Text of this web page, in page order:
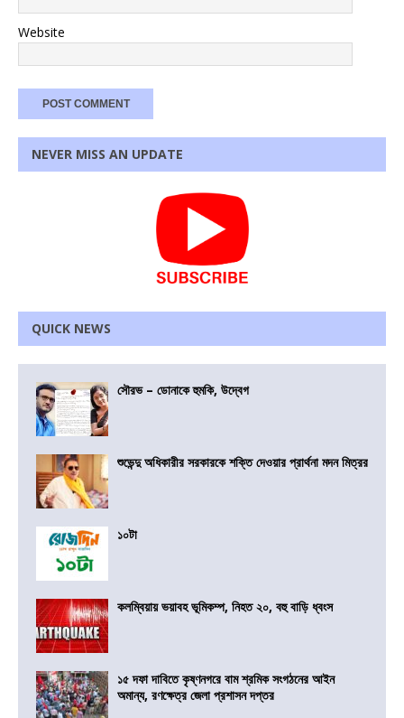
Website
NEVER MISS AN UPDATE
QUICK NEWS
সৌরভ – ডোনাকে হুমকি, উদ্বেগ
শুভেন্দু অধিকারীর সরকারকে শক্তি দেওয়ার প্রার্থনা মদন মিত্রর
১০টা
কলম্বিয়ায় ভয়াবহ ভূমিকম্প, নিহত ২০, বহু বাড়ি ধ্বংস
১৫ দফা দাবিতে কৃষ্ণনগরে বাম শ্রমিক সংগঠনের আইন
অমান্য, রণক্ষেত্র জেলা প্রশাসন দপ্তর